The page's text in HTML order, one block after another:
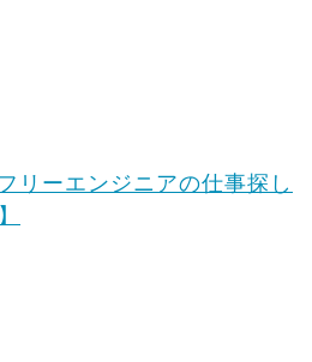
リーエンジニアの仕事探し